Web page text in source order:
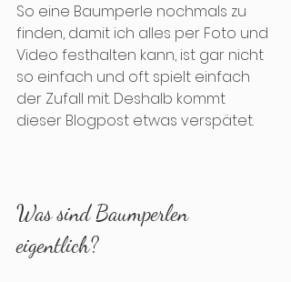
So eine Baumperle nochmals zu
finden, damit ich alles per Foto und
Video festhalten kann, ist gar nicht
so einfach und oft spielt einfach
der Zufall mit. Deshalb kommt
dieser Blogpost etwas verspätet.
Was sind Baumperlen
eigentlich?